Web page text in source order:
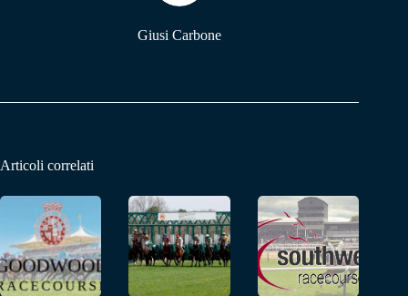
Giusi Carbone
Articoli correlati